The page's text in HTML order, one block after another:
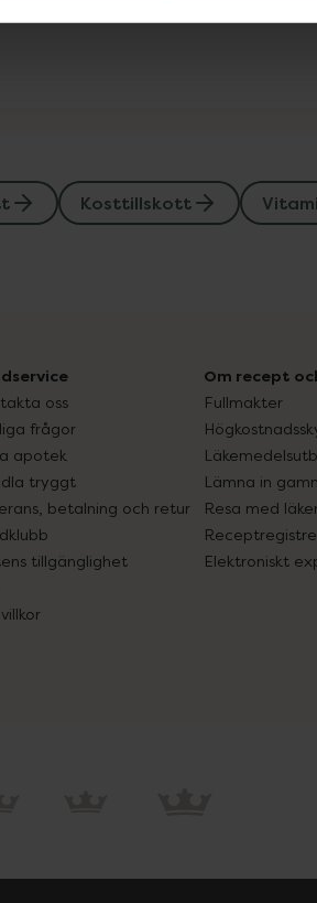
Kosttillskott
oss
frågor
apotek
tryggt
betalning och retur
tillgänglighet
Om recept
Fullmakter
Lämna in
Resa med
Elektroniskt